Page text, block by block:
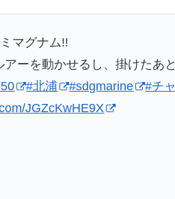
マグナム!!
ーを動かせるし、掛けたあと
#北浦 #sdgmarine
#チャ
JGZcKwHE9X